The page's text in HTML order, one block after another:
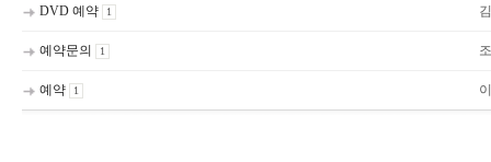
DVD 예약 1
예약문의 1
예약 1